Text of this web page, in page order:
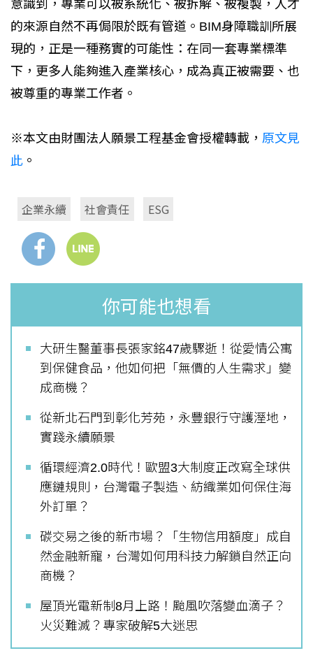
意識到，專業可以被系統化、被拆解、被複製，人才
的來源自然不再侷限於既有管道。BIM身障職訓所展
現的，正是一種務實的可能性：在同一套專業標準
下，更多人能夠進入產業核心，成為真正被需要、也
被尊重的專業工作者。
※本文由財團法人願景工程基金會授權轉載， 原文見
此 。
企業永續 社會責任 ESG
你可能也想看
大研生醫董事長張家銘47歲驟逝！從愛情公寓
到保健食品，他如何把「無價的人生需求」變
成商機？
從新北石門到彰化芳苑，永豐銀行守護溼地，
實踐永續願景
循環經濟2.0時代！歐盟3大制度正改寫全球供
應鏈規則，台灣電子製造、紡織業如何保住海
外訂單？
碳交易之後的新市場？「生物信用額度」成自
然金融新寵，台灣如何用科技力解鎖自然正向
商機？
屋頂光電新制8月上路！颱風吹落變血滴子？
火災難滅？專家破解5大迷思